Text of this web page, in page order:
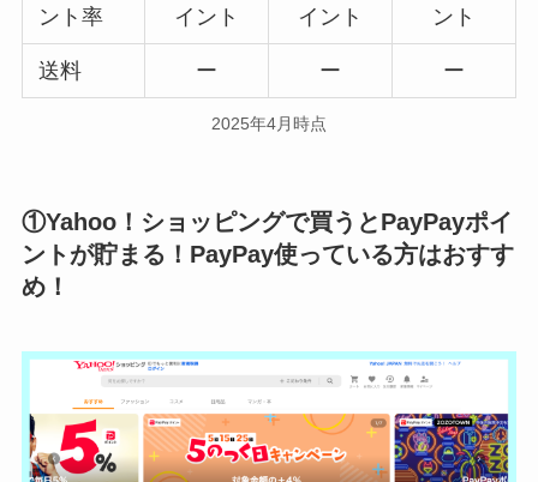
ント率
イント
イント
ント
送料 ー ー ー
2025年4月時点
①Yahoo！ショッピングで買うとPayPayポイ
ントが貯まる！PayPay使っている方はおすす
め！